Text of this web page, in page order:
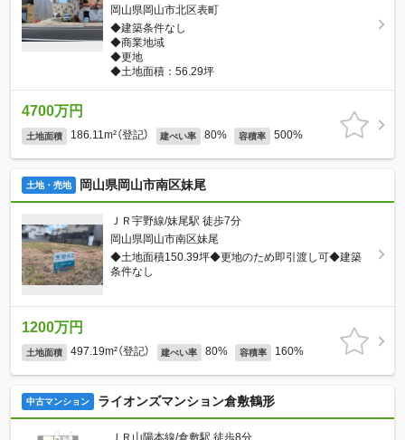
岡山県岡山市北区表町
◆建築条件なし
◆商業地域
◆更地
◆土地面積：56.29坪
4700万円
土地面積 186.11m²（登記） 建ぺい率 80% 容積率 500%
土地・売地 岡山県岡山市南区妹尾
ＪＲ宇野線/妹尾駅 徒歩7分
岡山県岡山市南区妹尾
◆土地面積150.39坪◆更地のため即引渡し可◆建築
条件なし
1200万円
土地面積 497.19m²（登記） 建ぺい率 80% 容積率 160%
中古マンション ライオンズマンション倉敷鶴形